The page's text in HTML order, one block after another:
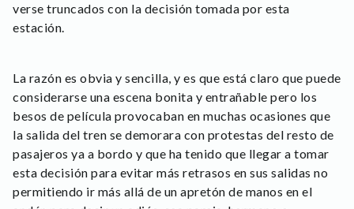
verse truncados con la decisión tomada por esta
estación.
La razón es obvia y sencilla, y es que está claro que puede
considerarse una escena bonita y entrañable pero los
besos de película provocaban en muchas ocasiones que
la salida del tren se demorara con protestas del resto de
pasajeros ya a bordo y que ha tenido que llegar a tomar
esta decisión para evitar más retrasos en sus salidas no
permitiendo ir más allá de un apretón de manos en el